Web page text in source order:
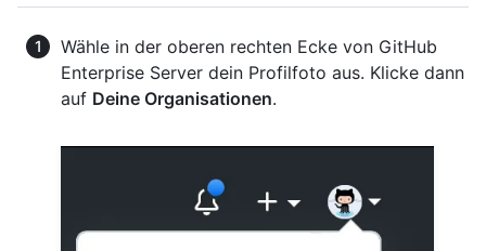
Wähle in der oberen rechten Ecke von GitHub
Enterprise Server dein Profilfoto aus. Klicke dann
auf Deine Organisationen.